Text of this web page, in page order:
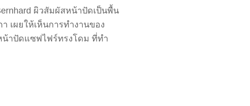
ผิวสัมผัสหน้าปัดเป็นพื้น
เผยให้เห็นการทำงานของ
น้าปัดแซฟไฟร์ทรงโดม ที่ทำ